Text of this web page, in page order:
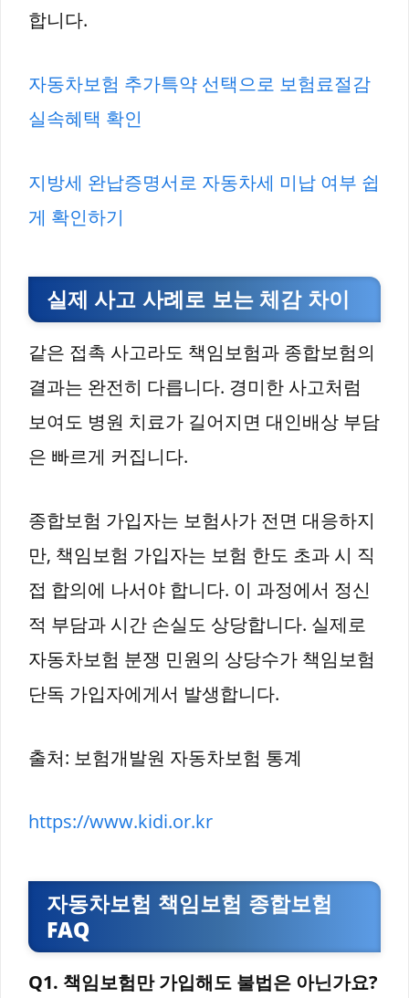
합니다.
자동차보험 추가특약 선택으로 보험료절감
실속혜택 확인
지방세 완납증명서로 자동차세 미납 여부 쉽
게 확인하기
실제 사고 사례로 보는 체감 차이
같은 접촉 사고라도 책임보험과 종합보험의
결과는 완전히 다릅니다. 경미한 사고처럼
보여도 병원 치료가 길어지면 대인배상 부담
은 빠르게 커집니다.
종합보험 가입자는 보험사가 전면 대응하지
만, 책임보험 가입자는 보험 한도 초과 시 직
접 합의에 나서야 합니다. 이 과정에서 정신
적 부담과 시간 손실도 상당합니다. 실제로
자동차보험 분쟁 민원의 상당수가 책임보험
단독 가입자에게서 발생합니다.
출처: 보험개발원 자동차보험 통계
https://www.kidi.or.kr
자동차보험 책임보험 종합보험
FAQ
Q1. 책임보험만 가입해도 불법은 아닌가요?